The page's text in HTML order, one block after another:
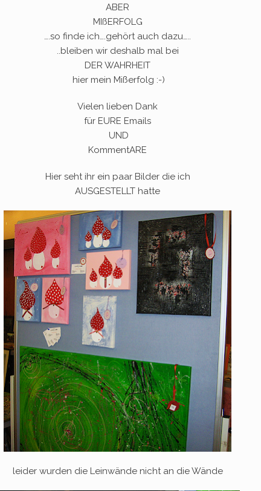
ABER
MIßERFOLG
….so finde ich….gehört auch dazu…..
..bleiben wir deshalb mal bei
DER WAHRHEIT
hier mein Mißerfolg :-)
Vielen lieben Dank
für EURE Emails
UND
KommentARE
Hier seht ihr ein paar Bilder die ich
AUSGESTELLT hatte
leider wurden die Leinwände nicht an die Wände